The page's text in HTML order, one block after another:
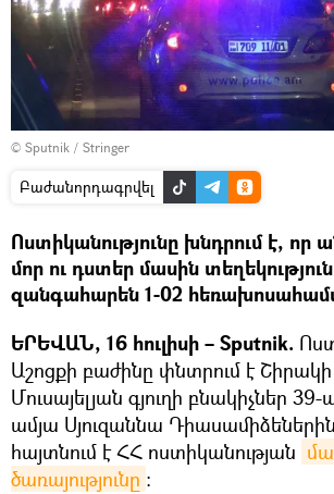
© Sputnik / Stringer
Բաժանորդագրվել
Ոստիկանությունը խնդրում է, որ
մոր ու դստեր մասին
զանգահարեն 1-02
ԵՐԵՎԱՆ, 16 հուլիսի – Sputnik.
Աշոցքի բաժինը փնտրում է
Մուսայելյան գյուղի բնակիչներ
ամյա Սյուզաննա
հայտնում է ՀՀ ոստիկանության
ծառայությունը ։